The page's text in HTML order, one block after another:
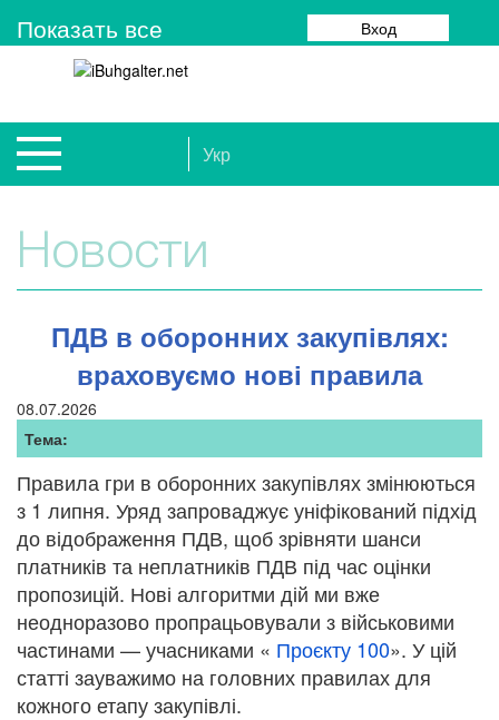
Показать все Вход
Укр
Новости
ПДВ в оборонних закупівлях:
враховуємо нові правила
08.07.2026
Тема:
Правила гри в оборонних закупівлях змінюються
з 1 липня. Уряд запроваджує уніфікований підхід
до відображення ПДВ, щоб зрівняти шанси
платників та неплатників ПДВ під час оцінки
пропозицій. Нові алгоритми дій ми вже
неодноразово пропрацьовували з військовими
частинами — учасниками « Проєкту 100». У цій
статті зауважимо на головних правилах для
кожного етапу закупівлі.